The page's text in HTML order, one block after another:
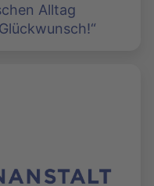
Alltag